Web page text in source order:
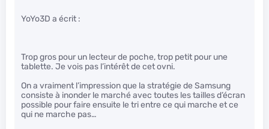
YoYo3D a écrit :
Trop gros pour un lecteur de poche, trop petit pour une
tablette. Je vois pas l’intérêt de cet ovni.
On a vraiment l’impression que la stratégie de Samsung
consiste à inonder le marché avec toutes les tailles d’écran
possible pour faire ensuite le tri entre ce qui marche et ce
qui ne marche pas…